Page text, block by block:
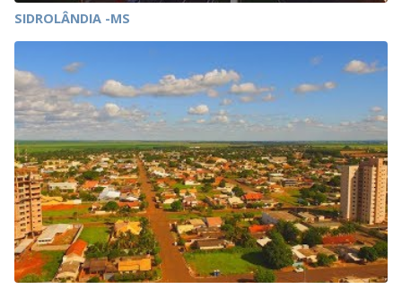
SIDROLÂNDIA -MS